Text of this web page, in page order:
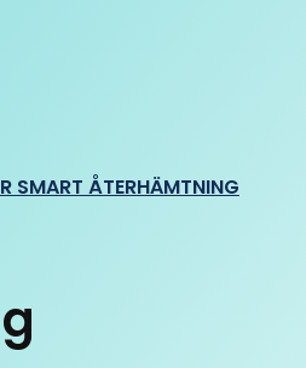
SMART ÅTERHÄMTNING